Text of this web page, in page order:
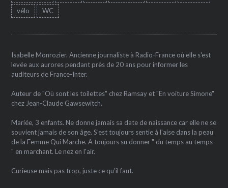
vélo
WC
Isabelle Monrozier. Ancienne journaliste à Radio-France où elle s'est
levée aux aurores pendant près de 20 ans pour informer les
auditeurs de France-Inter.
Auteur de "Où sont les toilettes" chez Ramsay et "En voiture Simone"
chez Jean-Claude Gawsewitch.
Mariée, 3 enfants. Ne donne jamais sa date de naissance car elle ne se
souvient jamais de son âge. S'est toujours sentie à l'aise dans la peau
de la Femme Qui Marche. A toujours su donner " du temps au temps
" en marchant. Le nez en l'air.
Curieuse mais pas trop, juste ce qu'il faut.